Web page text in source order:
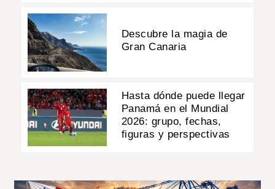
Descubre la magia de
Gran Canaria
Hasta dónde puede llegar
Panamá en el Mundial
2026: grupo, fechas,
figuras y perspectivas